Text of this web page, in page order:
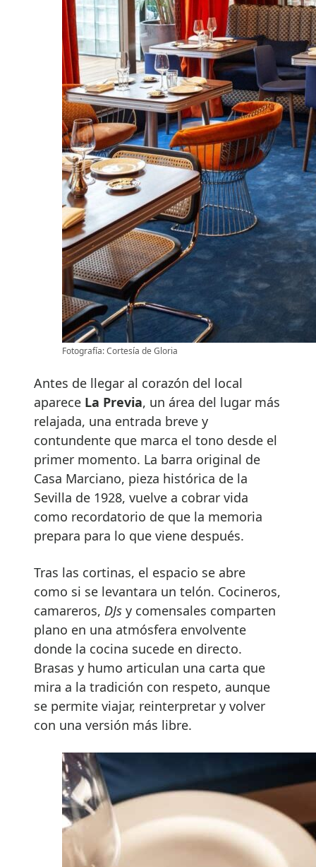
Fotografía: Cortesía de Gloria
Antes de llegar al corazón del local
aparece La Previa, un área del lugar más
relajada, una entrada breve y
contundente que marca el tono desde el
primer momento. La barra original de
Casa Marciano, pieza histórica de la
Sevilla de 1928, vuelve a cobrar vida
como recordatorio de que la memoria
prepara para lo que viene después.
Tras las cortinas, el espacio se abre
como si se levantara un telón. Cocineros,
camareros, DJs y comensales comparten
plano en una atmósfera envolvente
donde la cocina sucede en directo.
Brasas y humo articulan una carta que
mira a la tradición con respeto, aunque
se permite viajar, reinterpretar y volver
con una versión más libre.